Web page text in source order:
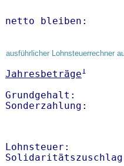
netto
ausführlicher Lohnsteuerrechner
Jahresbeträge1
Grundgehalt:
Lohnsteuer: